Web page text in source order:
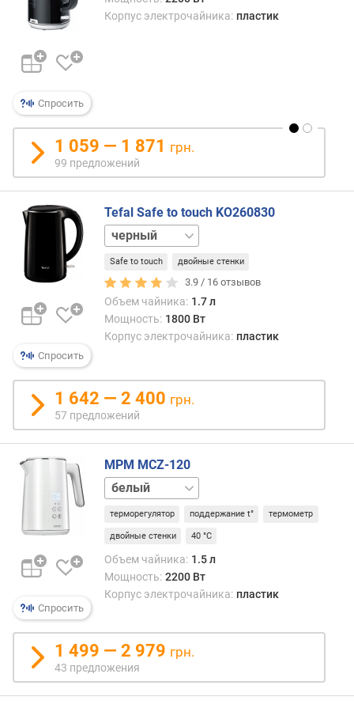
Спросить
Корпус электрочайника: пластик
1 059 — 1 871 грн.
99 предложений
Спросить
Tefal Safe to touch KO260830
белый
Safe to touch двойные стенки
3.9 / 16 отзывов
Объем чайника: 1.7 л
Мощность: 1800 Вт
Корпус электрочайника: пластик
1 642 — 2 400 грн.
57 предложений
Спросить
MPM MCZ-120
черный
терморегулятор поддержание t° термометр
двойные стенки 40 °C
Объем чайника: 1.5 л
Мощность: 2200 Вт
Корпус электрочайника: пластик
1 499 — 2 979 грн.
43 предложения